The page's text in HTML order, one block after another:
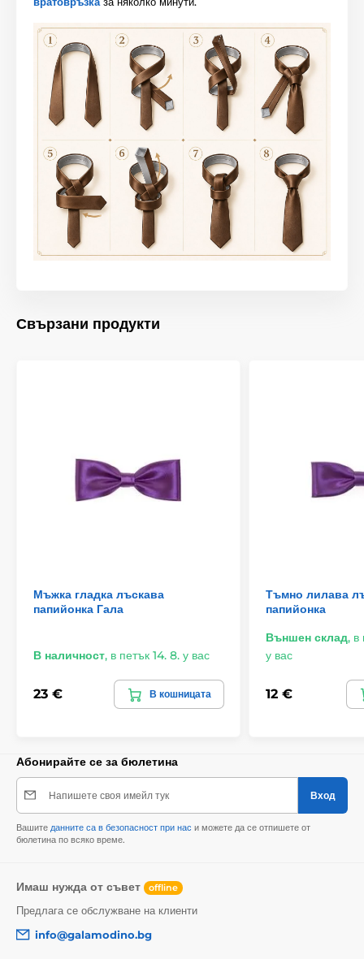
Свързани продукти
Мъжка гладка лъскава
папийонка Гала
В наличност, в петък 14. 8. у вас
23 € В кошницата
Тъмно лилава
папийонка
Външен склад, в
у вас
12 €
Абонирайте се за бюлетина
Напишете своя имейл тук Вход
Вашите данните са в безопасност при нас и можете да се отпишете от
бюлетина по всяко време.
Имаш нужда от съвет offline
Предлага се обслужване на клиенти
info@galamodino.bg